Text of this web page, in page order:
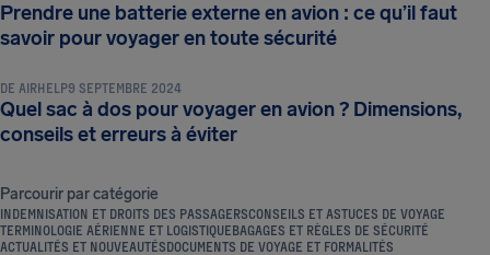
Prendre une batterie externe en avion : ce qu’il faut
savoir pour voyager en toute sécurité
DE AIRHELP9 SEPTEMBRE 2024
Quel sac à dos pour voyager en avion ? Dimensions,
conseils et erreurs à éviter
Parcourir par catégorie
INDEMNISATION ET DROITS DES PASSAGERSCONSEILS ET ASTUCES DE VOYAGE
TERMINOLOGIE AÉRIENNE ET LOGISTIQUEBAGAGES ET RÈGLES DE SÉCURITÉ
ACTUALITÉS ET NOUVEAUTÉSDOCUMENTS DE VOYAGE ET FORMALITÉS